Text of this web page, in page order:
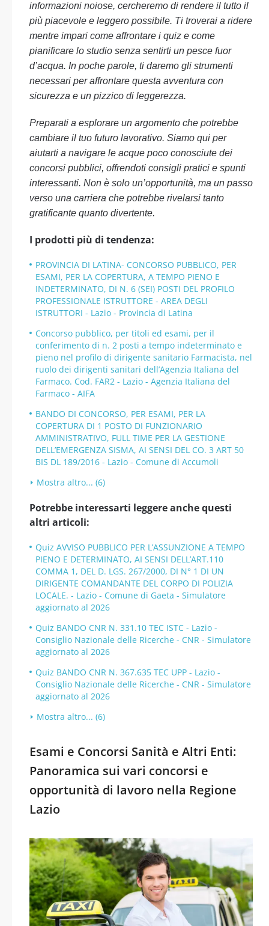
informazioni noiose, cercheremo di rendere il tutto il
più piacevole e leggero possibile. Ti troverai a ridere
mentre impari come affrontare i quiz e come
pianificare lo studio senza sentirti un pesce fuor
d’acqua. In poche parole, ti daremo gli strumenti
necessari per affrontare questa avventura con
sicurezza e un pizzico di leggerezza.
Preparati a esplorare un argomento che potrebbe
cambiare il tuo futuro lavorativo. Siamo qui per
aiutarti a navigare le acque poco conosciute dei
concorsi pubblici, offrendoti consigli pratici e spunti
interessanti. Non è solo un’opportunità, ma un passo
verso una carriera che potrebbe rivelarsi tanto
gratificante quanto divertente.
I prodotti più di tendenza:
PROVINCIA DI LATINA- CONCORSO PUBBLICO, PER
ESAMI, PER LA COPERTURA, A TEMPO PIENO E
INDETERMINATO, DI N. 6 (SEI) POSTI DEL PROFILO
PROFESSIONALE ISTRUTTORE - AREA DEGLI
ISTRUTTORI - Lazio - Provincia di Latina
Concorso pubblico, per titoli ed esami, per il
conferimento di n. 2 posti a tempo indeterminato e
pieno nel profilo di dirigente sanitario Farmacista, nel
ruolo dei dirigenti sanitari dell’Agenzia Italiana del
Farmaco. Cod. FAR2 - Lazio - Agenzia Italiana del
Farmaco - AIFA
BANDO DI CONCORSO, PER ESAMI, PER LA
COPERTURA DI 1 POSTO DI FUNZIONARIO
AMMINISTRATIVO, FULL TIME PER LA GESTIONE
DELL’EMERGENZA SISMA, AI SENSI DEL CO. 3 ART 50
BIS DL 189/2016 - Lazio - Comune di Accumoli
Mostra altro... (6)
Potrebbe interessarti leggere anche questi
altri articoli:
Quiz AVVISO PUBBLICO PER L’ASSUNZIONE A TEMPO
PIENO E DETERMINATO, AI SENSI DELL’ART.110
COMMA 1, DEL D. LGS. 267/2000, DI N° 1 DI UN
DIRIGENTE COMANDANTE DEL CORPO DI POLIZIA
LOCALE. - Lazio - Comune di Gaeta - Simulatore
aggiornato al 2026
Quiz BANDO CNR N. 331.10 TEC ISTC - Lazio -
Consiglio Nazionale delle Ricerche - CNR - Simulatore
aggiornato al 2026
Quiz BANDO CNR N. 367.635 TEC UPP - Lazio -
Consiglio Nazionale delle Ricerche - CNR - Simulatore
aggiornato al 2026
Mostra altro... (6)
Esami e Concorsi Sanità e Altri Enti:
Panoramica sui vari concorsi e
opportunità di lavoro nella Regione
Lazio